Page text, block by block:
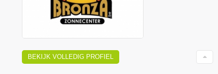
BEKIJK VOLLEDIG PROFIEL